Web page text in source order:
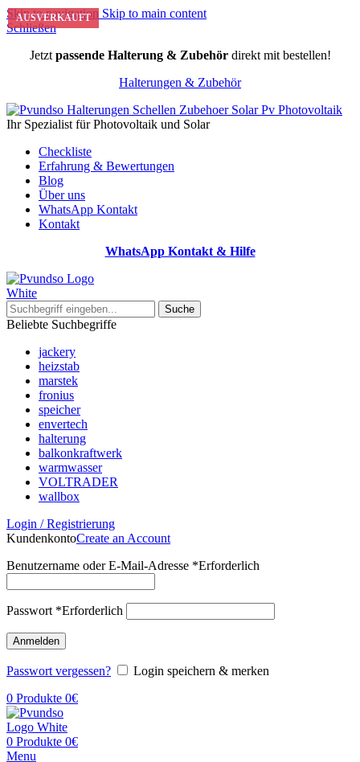
Skip to navigation Skip to main content
Schließen
Jetzt passende Halterung & Zubehördirekt mit bestellen!
Halterungen & Zubehör
Ihr Spezialist für Photovoltaik und Solar
Checkliste
Erfahrung & Bewertungen
Blog
Über uns
WhatsApp Kontakt
Kontakt
WhatsApp Kontakt & Hilfe
Suche
Beliebte Suchbegriffe
jackery
heizstab
marstek
fronius
speicher
envertech
halterung
balkonkraftwerk
warmwasser
VOLTRADER
wallbox
Login / Registrierung
KundenkontoCreate an Account
Benutzername oder E-Mail-Adresse *Erforderlich
Passwort *Erforderlich
Anmelden
Passwort vergessen?
Login speichern & merken
0 Produkte 0€
0 Produkte 0€
Menu
AUSVERKAUFT
AUSVERKAUFT